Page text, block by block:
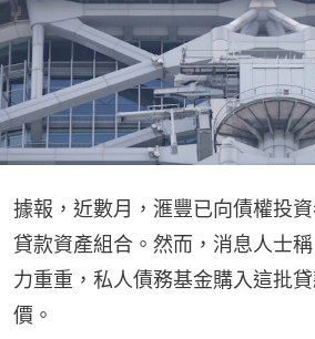
據報，近數月，滙豐已向債權投
貸款資產組合。然而，消息人士
力重重，私人債務基金購入這批
價。